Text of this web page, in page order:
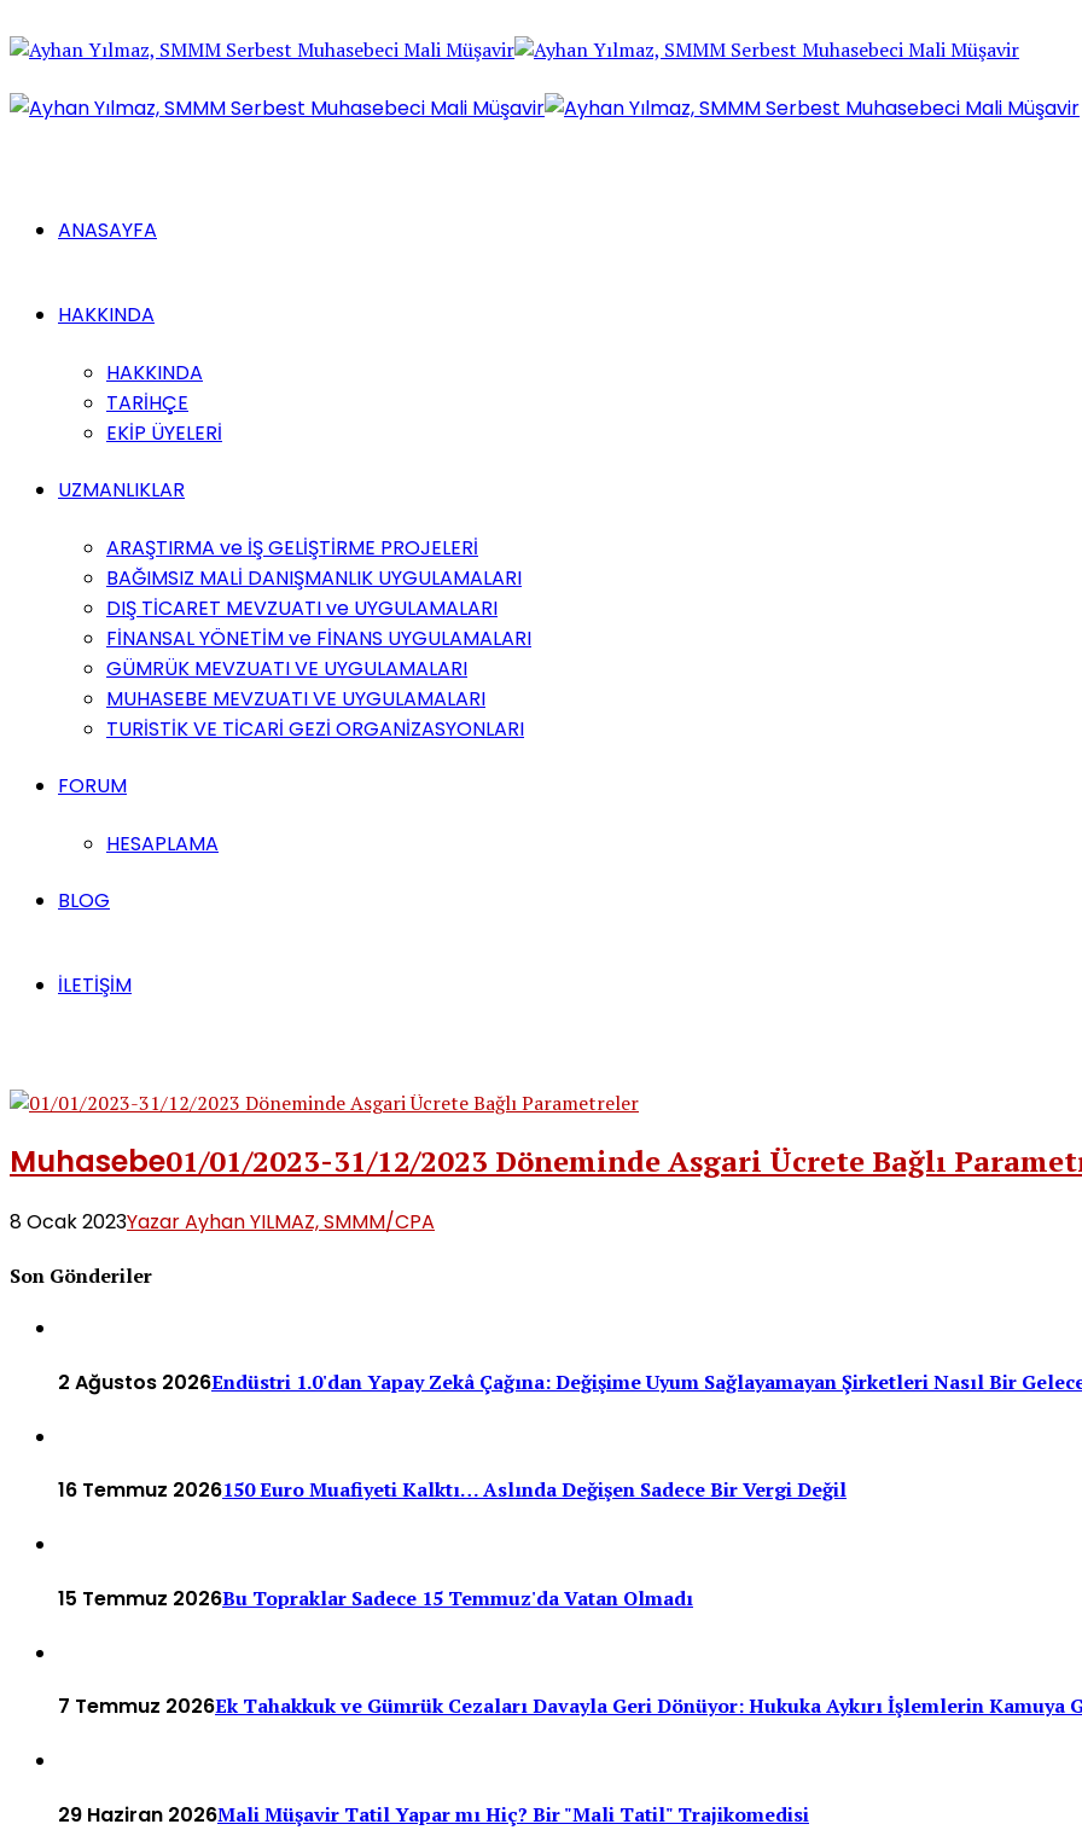
ANASAYFA
HAKKINDA
HAKKINDA
TARİHÇE
EKİP ÜYELERİ
UZMANLIKLAR
ARAŞTIRMA ve İŞ GELİŞTİRME PROJELERİ
BAĞIMSIZ MALİ DANIŞMANLIK UYGULAMALARI
DIŞ TİCARET MEVZUATI ve UYGULAMALARI
FİNANSAL YÖNETİM ve FİNANS UYGULAMALARI
GÜMRÜK MEVZUATI VE UYGULAMALARI
MUHASEBE MEVZUATI VE UYGULAMALARI
TURİSTİK VE TİCARİ GEZİ ORGANİZASYONLARI
FORUM
HESAPLAMA
BLOG
İLETİŞİM
Muhasebe01/01/2023-31/12/2023 Döneminde Asgari Ücrete Bağlı
8 Ocak 2023Yazar Ayhan YILMAZ, SMMM/CPA
Son Gönderiler
2 Ağustos 2026Endüstri 1.0'dan Yapay Zekâ Çağına: Değişime Uyum Sağlayamayan Şirketleri Nasıl Bir
16 Temmuz 2026150 Euro Muafiyeti Kalktı… Aslında Değişen Sadece Bir Vergi Değil
15 Temmuz 2026Bu Topraklar Sadece 15 Temmuz'da Vatan Olmadı
7 Temmuz 2026Ek Tahakkuk ve Gümrük Cezaları Davayla Geri Dönüyor: Hukuka Aykırı İşlemlerin Kamuya
29 Haziran 2026Mali Müşavir Tatil Yapar mı Hiç? Bir "Mali Tatil" Trajikomedisi